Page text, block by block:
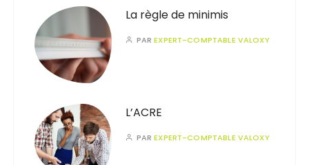
La règle de minimis
PAREXPERT-COMPTABLE VALOXY
L’ACRE
PAREXPERT-COMPTABLE VALOXY